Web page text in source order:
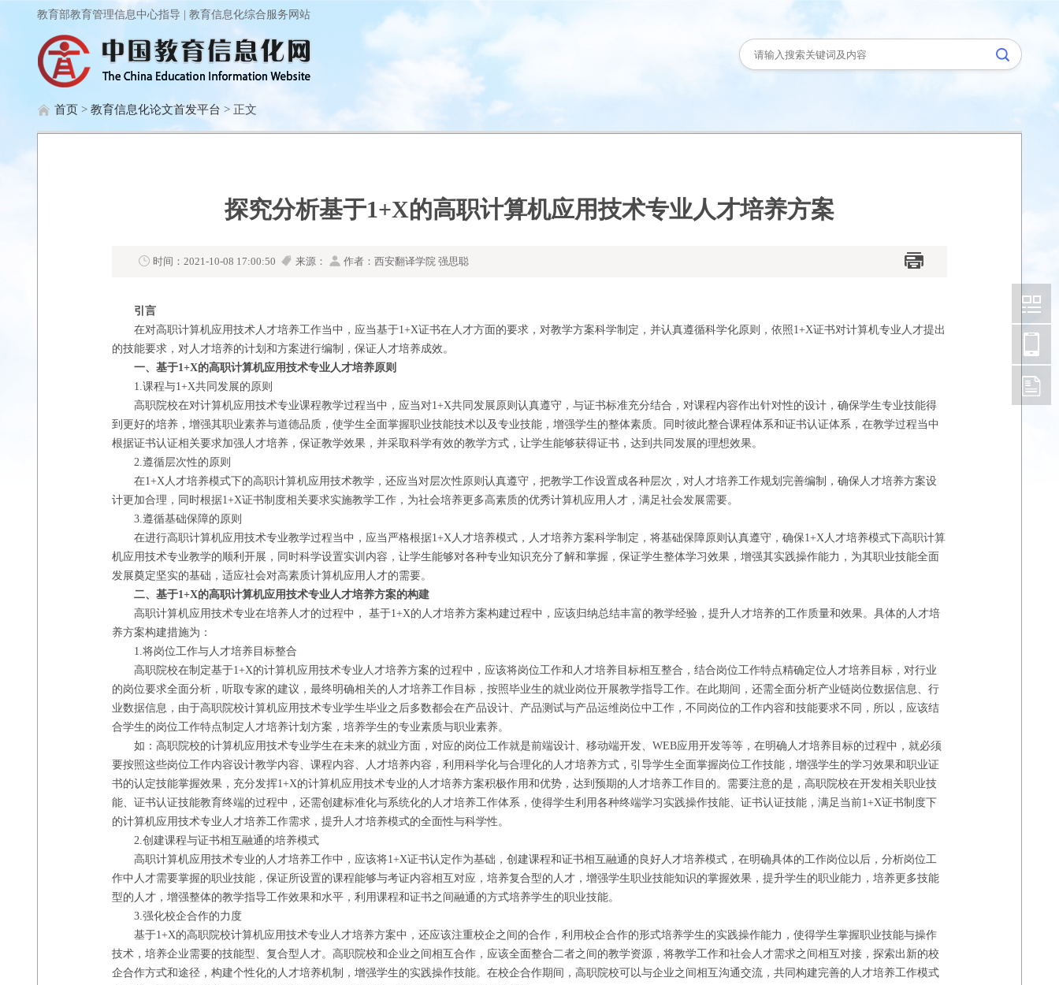
教育部教育管理信息中心指导 | 教育信息化综合服务网站
首页 > 教育信息化论文首发平台 > 正文
探究分析基于1+X的高职计算机应用技术专业人才培养方案
时间：2021-10-08 17:00:50 来源： 作者：西安翻译学院 强思聪
引言
在对高职计算机应用技术人才培养工作当中，应当基于1+X证书在人才方面的要求，对教学方案科学制定，并认真遵循科学化原则，依照1+X证书对计算机专业人才提出
的技能要求，对人才培养的计划和方案进行编制，保证人才培养成效。
一、基于1+X的高职计算机应用技术专业人才培养原则
1.课程与1+X共同发展的原则
高职院校在对计算机应用技术专业课程教学过程当中，应当对1+X共同发展原则认真遵守，与证书标准充分结合，对课程内容作出针对性的设计，确保学生专业技能得
到更好的培养，增强其职业素养与道德品质，使学生全面掌握职业技能技术以及专业技能，增强学生的整体素质。同时彼此整合课程体系和证书认证体系，在教学过程当中
根据证书认证相关要求加强人才培养，保证教学效果，并采取科学有效的教学方式，让学生能够获得证书，达到共同发展的理想效果。
2.遵循层次性的原则
在1+X人才培养模式下的高职计算机应用技术教学，还应当对层次性原则认真遵守，把教学工作设置成各种层次，对人才培养工作规划完善编制，确保人才培养方案设
计更加合理，同时根据1+X证书制度相关要求实施教学工作，为社会培养更多高素质的优秀计算机应用人才，满足社会发展需要。
3.遵循基础保障的原则
在进行高职计算机应用技术专业教学过程当中，应当严格根据1+X人才培养模式，人才培养方案科学制定，将基础保障原则认真遵守，确保1+X人才培养模式下高职计算
机应用技术专业教学的顺利开展，同时科学设置实训内容，让学生能够对各种专业知识充分了解和掌握，保证学生整体学习效果，增强其实践操作能力，为其职业技能全面
发展奠定坚实的基础，适应社会对高素质计算机应用人才的需要。
二、基于1+X的高职计算机应用技术专业人才培养方案的构建
高职计算机应用技术专业在培养人才的过程中，
基于1+X的人才培养方案构建过程中，应该归纳总结丰富的教学经验，提升人才培养的工作质量和效果。具体的人才培
养方案构建措施为：
1.将岗位工作与人才培养目标整合
高职院校在制定基于1+X的计算机应用技术专业人才培养方案的过程中，应该将岗位工作和人才培养目标相互整合，结合岗位工作特点精确定位人才培养目标，对行业
的岗位要求全面分析，听取专家的建议，最终明确相关的人才培养工作目标，按照毕业生的就业岗位开展教学指导工作。在此期间，还需全面分析产业链岗位数据信息、行
业数据信息，由于高职院校计算机应用技术专业学生毕业之后多数都会在产品设计、产品测试与产品运维岗位中工作，不同岗位的工作内容和技能要求不同，所以，应该结
合学生的岗位工作特点制定人才培养计划方案，培养学生的专业素质与职业素养。
如：高职院校的计算机应用技术专业学生在未来的就业方面，对应的岗位工作就是前端设计、移动端开发、 WEB应用开发等等，在明确人才培养目标的过程中，就必须
要按照这些岗位工作内容设计教学内容、课程内容、人才培养内容，利用科学化与合理化的人才培养方式，引导学生全面掌握岗位工作技能，增强学生的学习效果和职业证
书的认定技能掌握效果，充分发挥1+X的计算机应用技术专业的人才培养方案积极作用和优势，达到预期的人才培养工作目的。需要注意的是，高职院校在开发相关职业技
能、证书认证技能教育终端的过程中，还需创建标准化与系统化的人才培养工作体系，使得学生利用各种终端学习实践操作技能、证书认证技能，满足当前1+X证书制度下
的计算机应用技术专业人才培养工作需求，提升人才培养模式的全面性与科学性。
2.创建课程与证书相互融通的培养模式
高职计算机应用技术专业的人才培养工作中，应该将1+X证书认定作为基础，创建课程和证书相互融通的良好人才培养模式，在明确具体的工作岗位以后，分析岗位工
作中人才需要掌握的职业技能，保证所设置的课程能够与考证内容相互对应，培养复合型的人才，增强学生职业技能知识的掌握效果，提升学生的职业能力，培养更多技能
型的人才，增强整体的教学指导工作效果和水平，利用课程和证书之间融通的方式培养学生的职业技能。
3.强化校企合作的力度
基于1+X的高职院校计算机应用技术专业人才培养方案中，还应该注重校企之间的合作，利用校企合作的形式培养学生的实践操作能力，使得学生掌握职业技能与操作
技术，培养企业需要的技能型、复合型人才。高职院校和企业之间相互合作，应该全面整合二者之间的教学资源，将教学工作和社会人才需求之间相互对接，探索出新的校
企合作方式和途径，构建个性化的人才培养机制，增强学生的实践操作技能。在校企合作期间，高职院校可以与企业之间相互沟通交流，共同构建完善的人才培养工作模式